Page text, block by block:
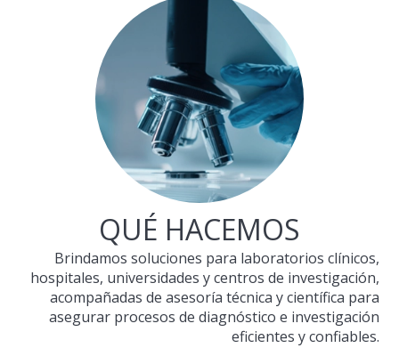
QUÉ HACEMOS
Brindamos soluciones para laboratorios clínicos,
hospitales, universidades y centros de investigación,
acompañadas de asesoría técnica y científica para
asegurar procesos de diagnóstico e investigación
eficientes y confiables.